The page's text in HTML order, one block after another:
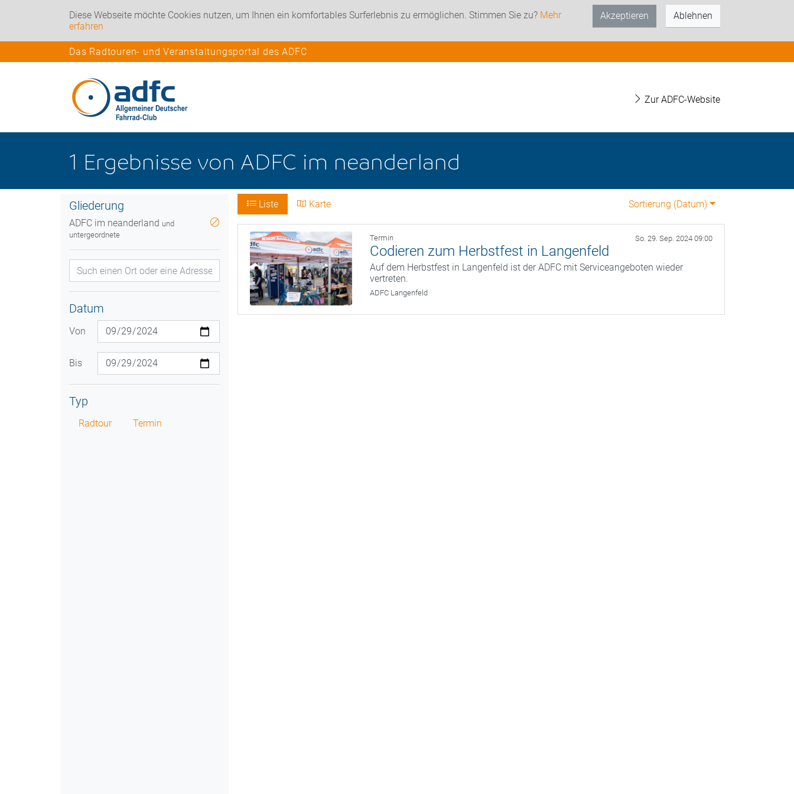
Diese Webseite möchte Cookies nutzen, um Ihnen ein komfortables Surferlebnis zu ermöglichen. Stimmen Sie zu? Mehr
erfahren
Akzeptieren Ablehnen
Das Radtouren- und Veranstaltungsportal des ADFC
Zur ADFC-Website
1 Ergebnisse von ADFC im neanderland
Gliederung
ADFC im neanderland und
untergeordnete
Datum
Von
Bis
Typ
Radtour Termin
Liste Karte Sortierung (Datum)
Termin So. 29. Sep. 2024 09:00
Codieren zum Herbstfest in Langenfeld
Auf dem Herbstfest in Langenfeld ist der ADFC mit Serviceangeboten wieder
vertreten.
ADFC Langenfeld